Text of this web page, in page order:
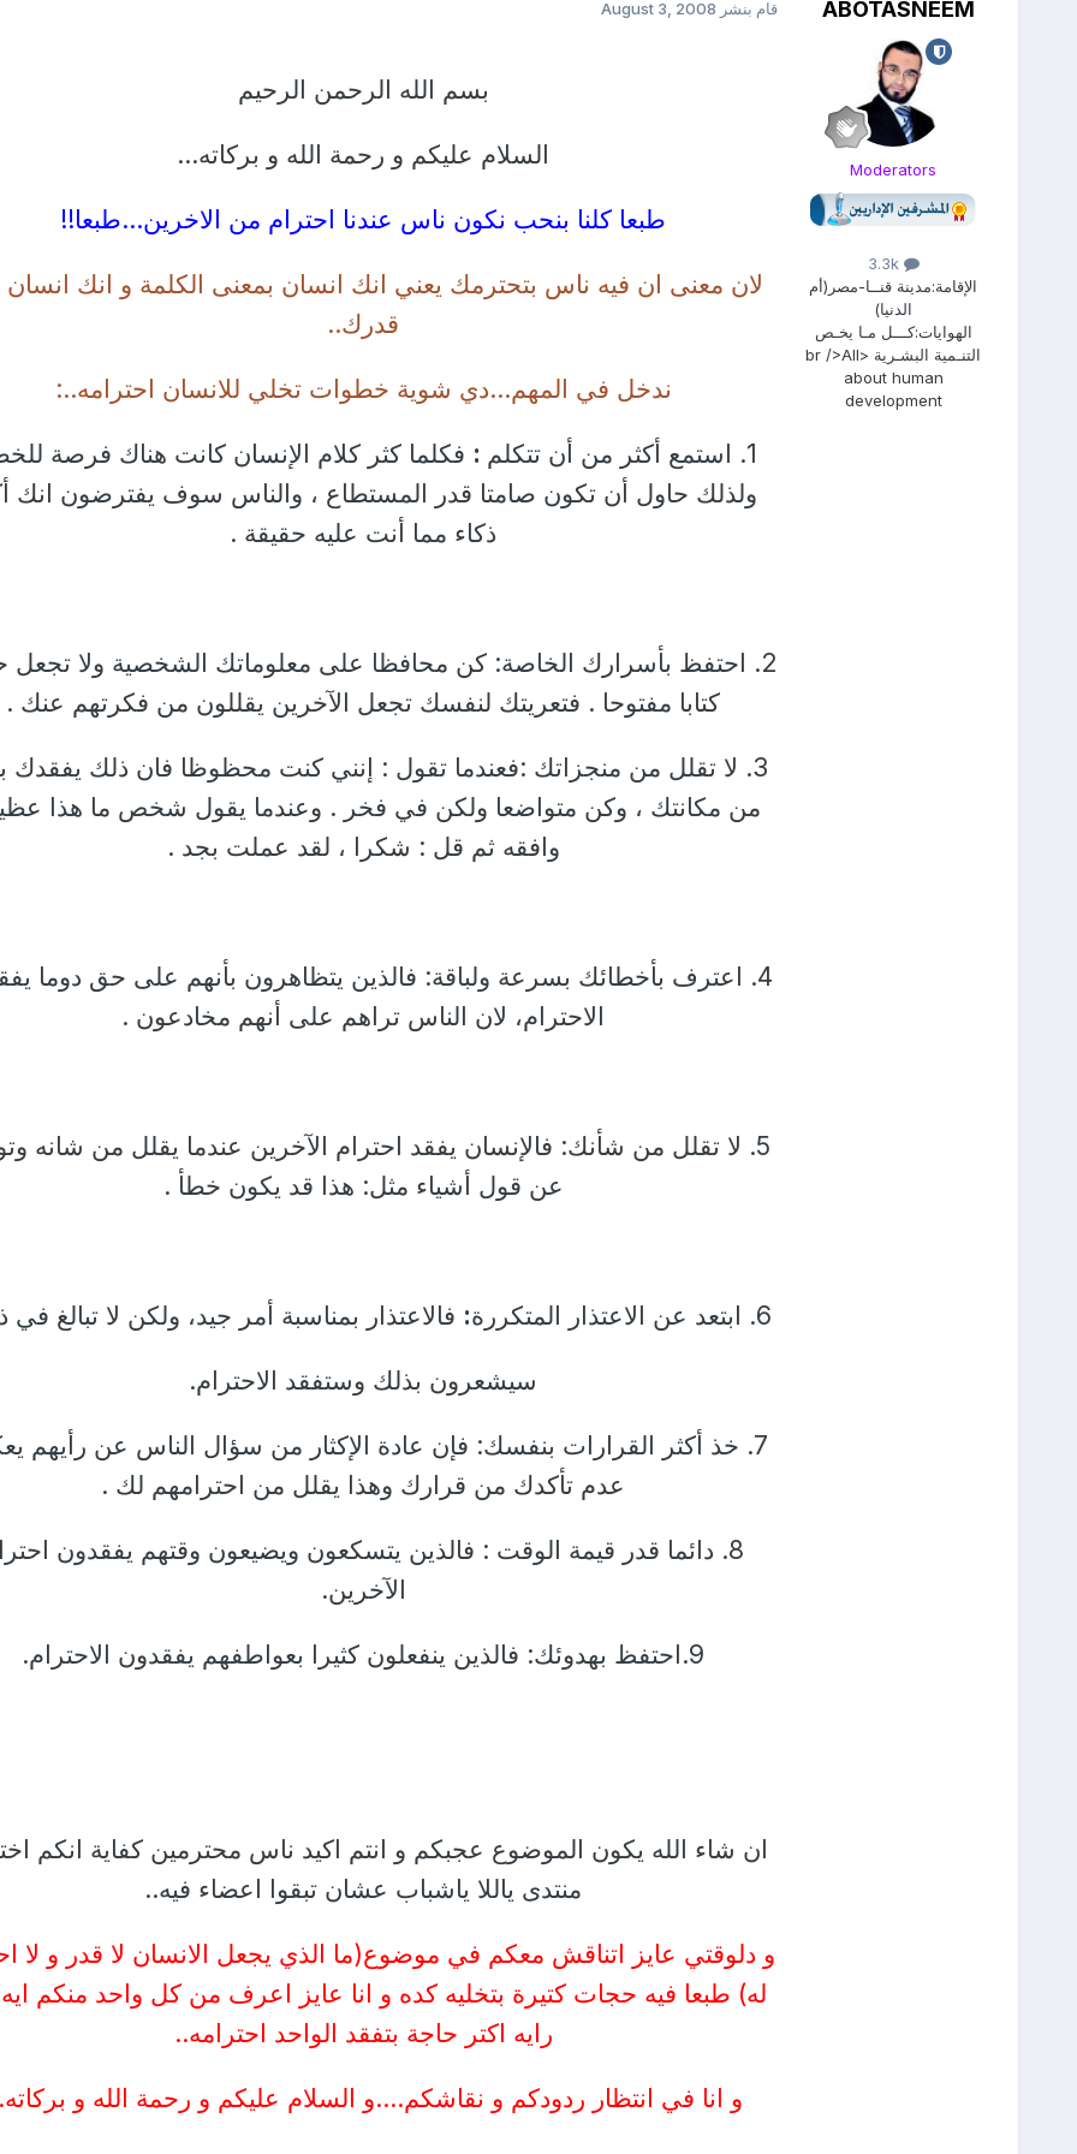
ABOTASNEEM
Moderators
3.3k
الإقامة:مدينة قنــا-مصر(أم
الدنيا)
الهوايات:كـــل مـا يخـص
التنـمية البشـرية <br />All
about human
development
قام بنشر August 3, 2008
بسم الله الرحمن الرحيم
السلام عليكم و رحمة الله و بركاته...
طبعا كلنا بنحب نكون ناس عندنا احترام من الاخرين...طبعا!!
لان معنى ان فيه ناس بتحترمك يعني انك انسان بمعنى الكلمة و انك انسان
قدرك..
ندخل في المهم...دي شوية خطوات تخلي للانسان احترامه..:
1. استمع أكثر من أن تتكلم : فكلما كثر كلام الإنسان كانت هناك فرصة
ولذلك حاول أن تكون صامتا قدر المستطاع ، والناس سوف يفترضون انك
ذكاء مما أنت عليه حقيقة .
2. احتفظ بأسرارك الخاصة: كن محافظا على معلوماتك الشخصية ولا تجعل
كتابا مفتوحا . فتعريتك لنفسك تجعل الآخرين يقللون من فكرتهم عنك .
3. لا تقلل من منجزاتك :فعندما تقول : إنني كنت محظوظا فان ذلك يفقدك
من مكانتك ، وكن متواضعا ولكن في فخر . وعندما يقول شخص ما هذا
وافقه ثم قل : شكرا ، لقد عملت بجد .
4. اعترف بأخطائك بسرعة ولباقة: فالذين يتظاهرون بأنهم على حق دوما
الاحترام، لان الناس تراهم على أنهم مخادعون .
5. لا تقلل من شأنك: فالإنسان يفقد احترام الآخرين عندما يقلل من شانه
عن قول أشياء مثل: هذا قد يكون خطأ .
6. ابتعد عن الاعتذار المتكررة : فالاعتذار بمناسبة أمر جيد، ولكن لا تبالغ في
سيشعرون بذلك وستفقد الاحترام.
7. خذ أكثر القرارات بنفسك: فإن عادة الإكثار من سؤال الناس عن رأيهم
عدم تأكدك من قرارك وهذا يقلل من احترامهم لك .
8. دائما قدر قيمة الوقت : فالذين يتسكعون ويضيعون وقتهم يفقدون
الآخرين.
9.احتفظ بهدوئك: فالذين ينفعلون كثيرا بعواطفهم يفقدون الاحترام.
ان شاء الله يكون الموضوع عجبكم و انتم اكيد ناس محترمين كفاية انكم
منتدى ياللا ياشباب عشان تبقوا اعضاء فيه..
و دلوقتي عايز اتناقش معكم في موضوع(ما الذي يجعل الانسان لا قدر و لا
له) طبعا فيه حجات كتيرة بتخليه كده و انا عايز اعرف من كل واحد منكم
رايه اكتر حاجة بتفقد الواحد احترامه..
و انا في انتظار ردودكم و نقاشكم....و السلام عليكم و رحمة الله و